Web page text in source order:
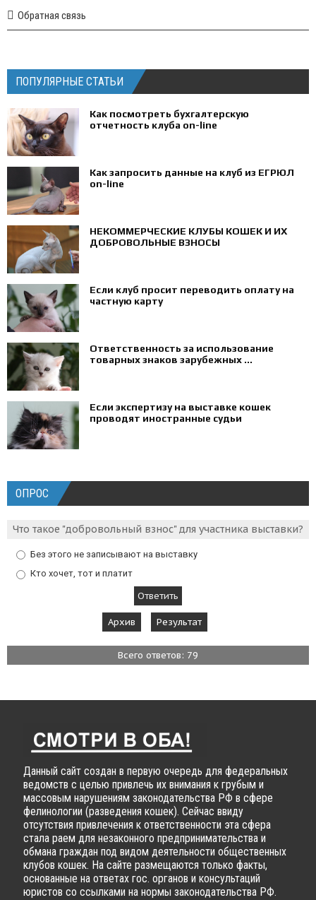
Обратная связь
ПОПУЛЯРНЫЕ СТАТЬИ
Как посмотреть бухгалтерскую
отчетность клуба on-line
Как запросить данные на клуб из ЕГРЮЛ
on-line
НЕКОММЕРЧЕСКИЕ КЛУБЫ КОШЕК И ИХ
ДОБРОВОЛЬНЫЕ ВЗНОСЫ
Если клуб просит переводить оплату на
частную карту
Ответственность за использование
товарных знаков зарубежных ...
Если экспертизу на выставке кошек
проводят иностранные судьи
ОПРОС
Что такое "добровольный взнос" для участника выставки?
Без этого не записывают на выставку
Кто хочет, тот и платит
Архив Результат
Всего ответов: 79
Данный сайт создан в первую очередь для федеральных
ведомств с целью привлечь их внимания к грубым и
массовым нарушениям законодательства РФ в сфере
фелинологии (разведения кошек). Сейчас ввиду
отсутствия привлечения к ответственности эта сфера
стала раем для незаконного предпринимательства и
обмана граждан под видом деятельности общественных
клубов кошек. На сайте размещаются только факты,
основанные на ответах гос. органов и консультаций
юристов со ссылками на нормы законодательства РФ.